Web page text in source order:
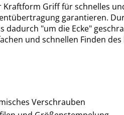
Griff für schnelles
garantieren.
"um die Ecke"
und schnellen Finden
Verschrauben